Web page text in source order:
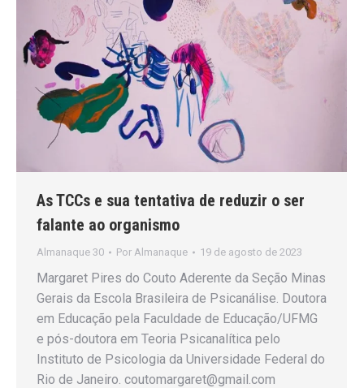
As TCCs e sua tentativa de reduzir o ser
falante ao organismo
Almanaque 30 Por Almanaque 19 de agosto de 2023
Margaret Pires do Couto Aderente da Seção Minas
Gerais da Escola Brasileira de Psicanálise. Doutora
em Educação pela Faculdade de Educação/UFMG
e pós-doutora em Teoria Psicanalítica pelo
Instituto de Psicologia da Universidade Federal do
Rio de Janeiro. coutomargaret@gmail.com